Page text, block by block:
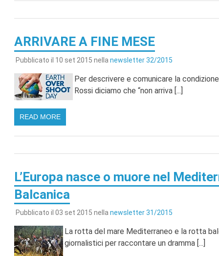
ARRIVARE A FINE MESE
Pubblicato il 10 set 2015 nella newsletter 32/2015
Per descrivere e comunicare la
Rossi diciamo che “non arriva [...]
READ MORE
L’Europa nasce o muore nel
Balcanica
Pubblicato il 03 set 2015 nella newsletter 31/2015
La rotta del mare Mediterraneo e la rotta
giornalistici per raccontare un dramma [...]